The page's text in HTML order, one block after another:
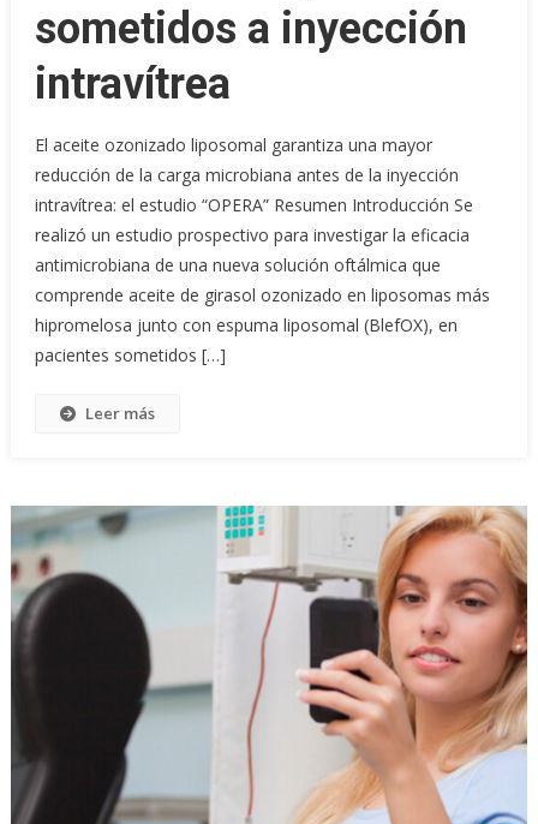
sometidos a inyección
intravítrea
El aceite ozonizado liposomal garantiza una mayor
reducción de la carga microbiana antes de la inyección
intravítrea: el estudio “OPERA” Resumen Introducción Se
realizó un estudio prospectivo para investigar la eficacia
antimicrobiana de una nueva solución oftálmica que
comprende aceite de girasol ozonizado en liposomas más
hipromelosa junto con espuma liposomal (BlefOX), en
pacientes sometidos […]
Leer más